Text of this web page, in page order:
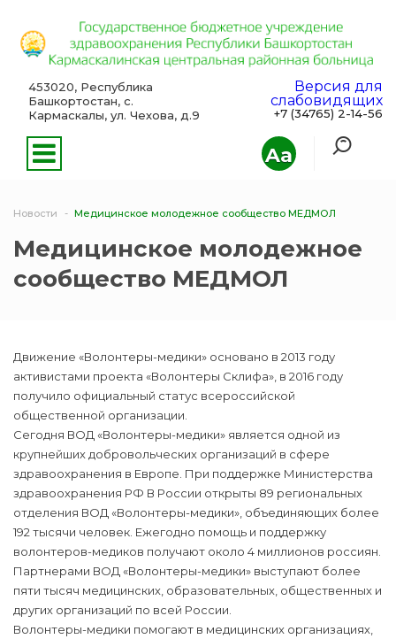
Aa
453020, Республика
Башкортостан, с.
Кармаскалы, ул. Чехова, д.9
Версия для
слабовидящих
+7 (34765) 2-14-56
Новости Медицинское молодежное сообщество МЕДМОЛ
Медицинское молодежное
сообщество МЕДМОЛ
Движение «Волонтеры-медики» основано в 2013 году
активистами проекта «Волонтеры Склифа», в 2016 году
получило официальный статус всероссийской
общественной организации.
Сегодня ВОД «Волонтеры-медики» является одной из
крупнейших добровольческих организаций в сфере
здравоохранения в Европе. При поддержке Министерства
здравоохранения РФ В России открыты 89 региональных
отделения ВОД «Волонтеры-медики», объединяющих более
192 тысячи человек. Ежегодно помощь и поддержку
волонтеров-медиков получают около 4 миллионов россиян.
Партнерами ВОД «Волонтеры-медики» выступают более
пяти тысяч медицинских, образовательных, общественных и
других организаций по всей России.
Волонтеры-медики помогают в медицинских организациях,